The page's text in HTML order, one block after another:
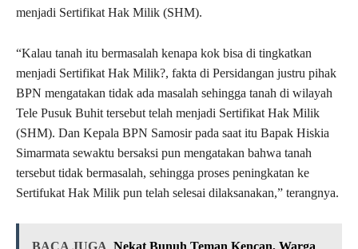
menjadi Sertifikat Hak Milik (SHM).
“Kalau tanah itu bermasalah kenapa kok bisa di tingkatkan
menjadi Sertifikat Hak Milik?, fakta di Persidangan justru pihak
BPN mengatakan tidak ada masalah sehingga tanah di wilayah
Tele Pusuk Buhit tersebut telah menjadi Sertifikat Hak Milik
(SHM). Dan Kepala BPN Samosir pada saat itu Bapak Hiskia
Simarmata sewaktu bersaksi pun mengatakan bahwa tanah
tersebut tidak bermasalah, sehingga proses peningkatan ke
Sertifukat Hak Milik pun telah selesai dilaksanakan,” terangnya.
BACA JUGA Nekat Bunuh Teman Kencan, Warga